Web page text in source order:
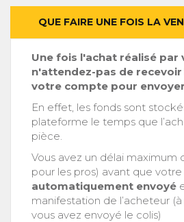
QUE FAIRE UNE FOIS LA
Une fois l'achat réalisé par
n'attendez-pas de
votre compte pour
En effet, les fonds sont
plateforme le temps que
pièce.
Vous avez un délai maximum
pour les pros) avant que
automatiquement envoyé
manifestation de l’acheteur
vous avez envoyé le colis)